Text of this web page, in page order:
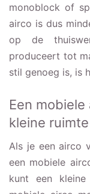
monoblock of
airco is dus
op de
produceert tot
stil genoeg is, is
Een
kleine ruimte
Als je een airco
een mobiele
kunt een